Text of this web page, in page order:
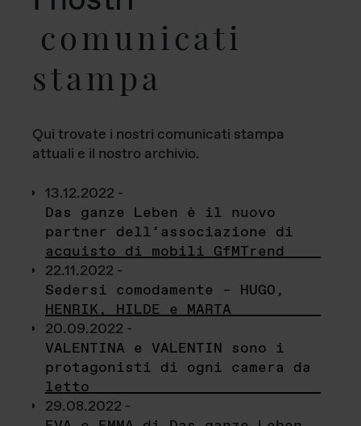
comunicati
stampa
Qui trovate i nostri comunicati stampa
attuali e il nostro archivio.
13.12.2022 -
Das ganze Leben è il nuovo
partner dell’associazione di
acquisto di mobili GfMTrend
22.11.2022 -
Sedersi comodamente – HUGO,
HENRIK, HILDE e MARTA
20.09.2022 -
VALENTINA e VALENTIN sono i
protagonisti di ogni camera da
letto
29.08.2022 -